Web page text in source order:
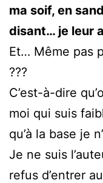
ma soif, en
disant… je leur
Et… Même pas
???
C’est-à-dire
moi qui suis
qu’à la base je
Je ne suis
refus d’entrer